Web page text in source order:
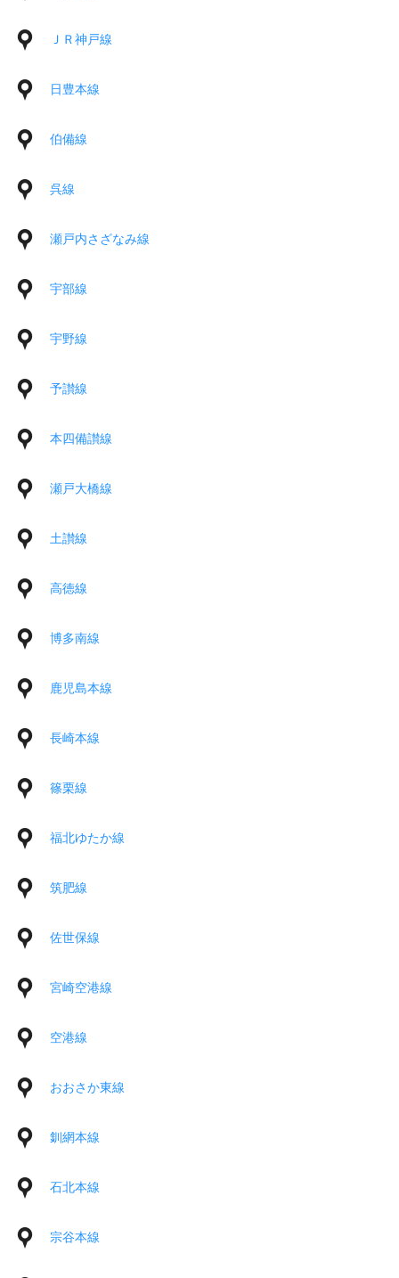
ＪＲ神戸線
日豊本線
伯備線
呉線
瀬戸内さざなみ線
宇部線
宇野線
予讃線
本四備讃線
瀬戸大橋線
土讃線
高徳線
博多南線
鹿児島本線
長崎本線
篠栗線
福北ゆたか線
筑肥線
佐世保線
宮崎空港線
空港線
おおさか東線
釧網本線
石北本線
宗谷本線